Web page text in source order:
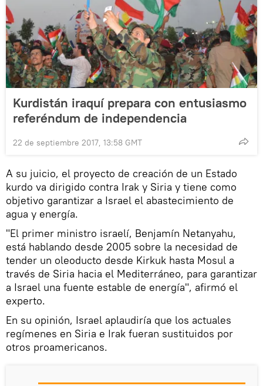
Kurdistán iraquí prepara con entusiasmo
referéndum de independencia
22 de septiembre 2017, 13:58 GMT
A su juicio, el proyecto de creación de un Estado
kurdo va dirigido contra Irak y Siria y tiene como
objetivo garantizar a Israel el abastecimiento de
agua y energía.
"El primer ministro israelí, Benjamín Netanyahu,
está hablando desde 2005 sobre la necesidad de
tender un oleoducto desde Kirkuk hasta Mosul a
través de Siria hacia el Mediterráneo, para garantizar
a Israel una fuente estable de energía", afirmó el
experto.
En su opinión, Israel aplaudiría que los actuales
regímenes en Siria e Irak fueran sustituidos por
otros proamericanos.